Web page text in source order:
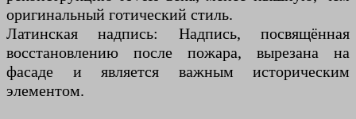
оригинальный готический стиль.
Латинская надпись: Надпись, посвящённая
восстановлению после пожара, вырезана на
фасаде и является важным историческим
элементом.